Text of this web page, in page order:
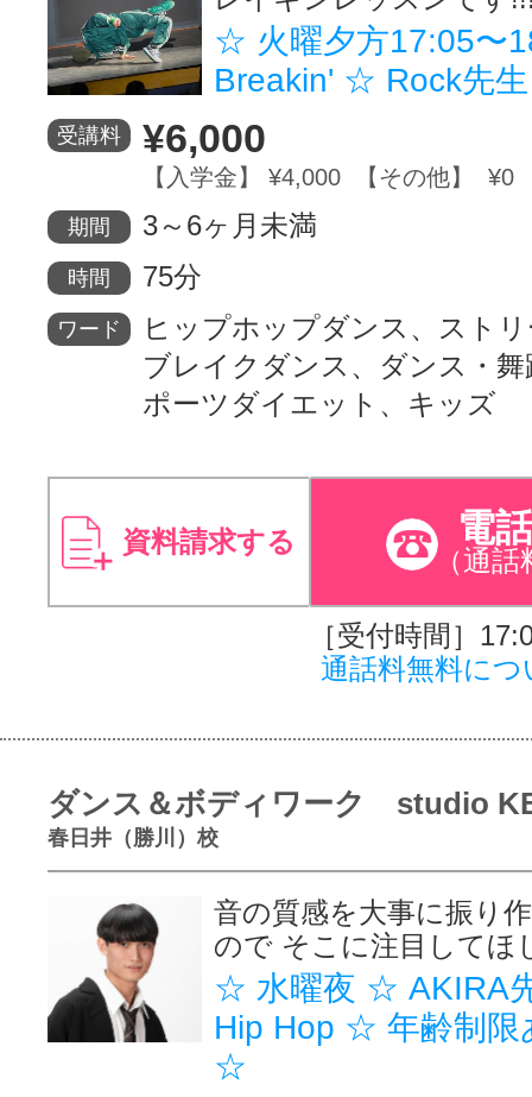
☆ 火曜夕方17:05〜
Breakin' ☆ Rock先
受講料 ¥6,000
【入学金】 ¥4,000 【その他】 ¥0
期間 3～6ヶ月未満
時間 75分
ワード
ヒップホップダンス、スト
ブレイクダンス、ダンス・
ポーツダイエット、キッズ
資料請求する 電
（通話
［受付時間］
通話料無料につ
ダンス＆ボディワーク studio
春日井（勝川）校
音の質感を大事に振り
ので そこに注目してほ
☆ 水曜夜 ☆ AKIRA
Hip Hop ☆ 年齢制限
☆